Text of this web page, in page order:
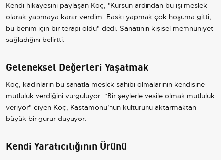
Kendi hikayesini paylaşan Koç, "Kursun ardından bu işi meslek
olarak yapmaya karar verdim. Baskı yapmak çok hoşuma gitti;
bu benim için bir terapi oldu" dedi. Sanatının kişisel memnuniyet
sağladığını belirtti.
Geleneksel Değerleri Yaşatmak
Koç, kadınların bu sanatla meslek sahibi olmalarının kendisine
mutluluk verdiğini vurguluyor. "Bir şeylerle vesile olmak mutluluk
veriyor" diyen Koç, Kastamonu’nun kültürünü aktarmaktan
büyük bir gurur duyuyor.
Kendi Yaratıcılığının Ürünü